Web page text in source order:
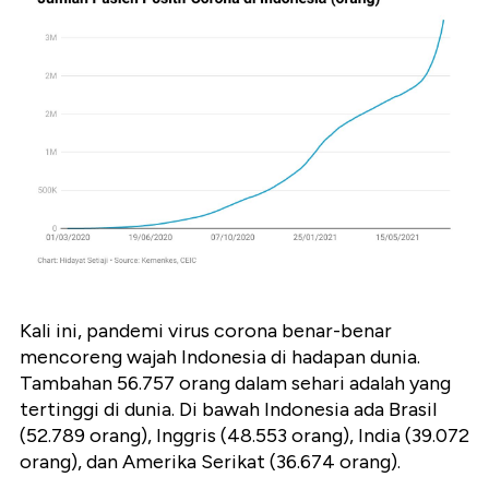
Kali ini, pandemi virus corona benar-benar
mencoreng wajah Indonesia di hadapan dunia.
Tambahan 56.757 orang dalam sehari adalah yang
tertinggi di dunia. Di bawah Indonesia ada Brasil
(52.789 orang), Inggris (48.553 orang), India (39.072
orang), dan Amerika Serikat (36.674 orang).